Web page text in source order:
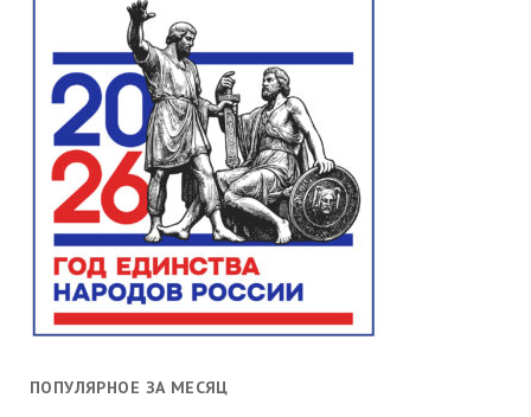
ПОПУЛЯРНОЕ ЗА МЕСЯЦ